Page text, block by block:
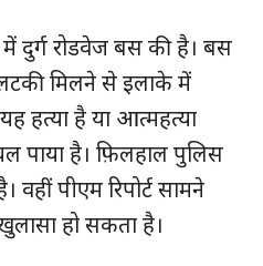
दुर्ग रोडवेज बस की है। बस
लटकी मिलने से इलाके में
हत्या है या आत्महत्या
पाया है। फ़िलहाल पुलिस
पीएम रिपोर्ट सामने
हो सकता है।